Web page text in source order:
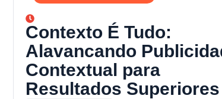
Contexto É Tudo:
Alavancando
Contextual para
Resultados Superiores